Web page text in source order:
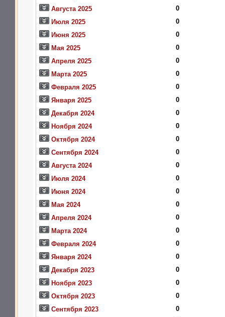
Августа 2025
0
Июля 2025
0
Июня 2025
0
Мая 2025
0
Апреля 2025
0
Марта 2025
0
Февраля 2025
0
Января 2025
0
Декабря 2024
0
Ноября 2024
0
Октября 2024
0
Сентября 2024
0
Августа 2024
0
Июля 2024
0
Июня 2024
0
Мая 2024
0
Апреля 2024
0
Марта 2024
0
Февраля 2024
0
Января 2024
0
Декабря 2023
0
Ноября 2023
0
Октября 2023
0
Сентября 2023
0